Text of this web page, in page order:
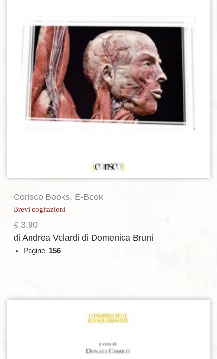
Corisco Books, E-Book
Brevi cogitazioni
€ 3,90
di Andrea Velardi di Domenica Bruni
Pagine: 156